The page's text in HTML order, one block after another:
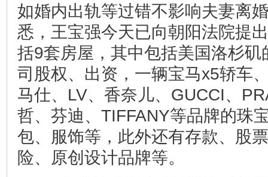
如婚内出轨等过错不影响夫妻离
悉，王宝强今天已向朝阳法院提
括9套房屋，其中包括美国洛杉
司股权、出资，一辆宝马x5轿车
马仕、LV、香奈儿、GUCCI、
哲、芬迪、TIFFANY等品牌的珠
包、服饰等，此外还有存款、股
险、原创设计品牌等。